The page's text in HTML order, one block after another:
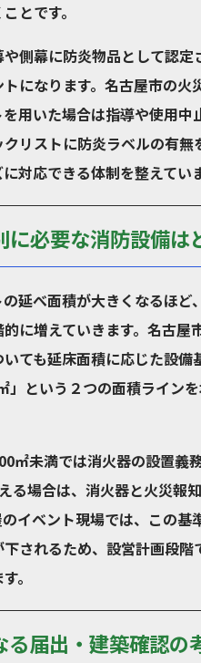
とです。
側幕に防炎物品として認
になります。名古屋市の
用いた場合は指導や使用
リストに防炎ラベルの有
対応できる体制を整えていま
必要な消防設備は
延べ面積が大きくなるほど
に増えていきます。名古
ても延床面積に応じた設
」という２つの面積ライン
㎡未満では消火器の設置義
る場合は、消火器と火災報
イベント現場では、この
されるため、設営計画段
。
る届出・建築確認の